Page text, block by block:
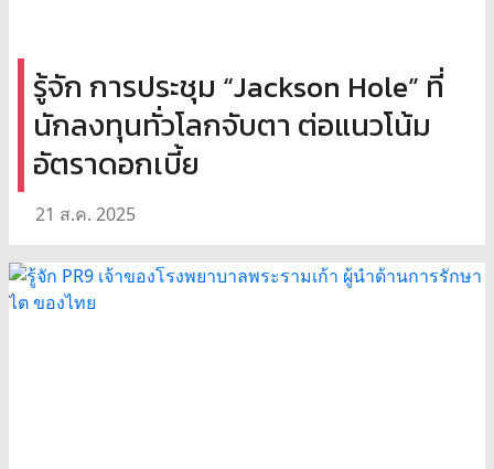
รู้จัก การประชุม “Jackson Hole” ที่
นักลงทุนทั่วโลกจับตา ต่อแนวโน้ม
อัตราดอกเบี้ย
21 ส.ค. 2025